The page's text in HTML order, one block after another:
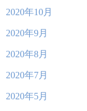
2020年10月
2020年9月
2020年8月
2020年7月
2020年5月